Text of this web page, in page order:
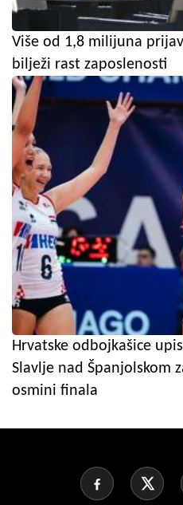
Više od 1,8 milijuna
bilježi rast zaposlenosti
Hrvatske odbojkašice
Slavlje nad Španjolskom
osmini finala